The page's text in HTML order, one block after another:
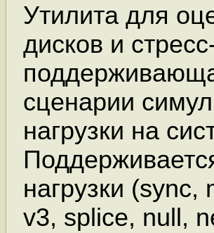
Утилита для
дисков и
сценарии
нагрузки на
нагрузки
v3, splice, null,